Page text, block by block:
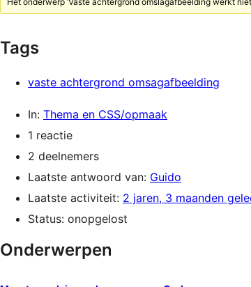
Tags
vaste achtergrond omsagafbeelding
In: Thema en CSS/opmaak
1 reactie
2 deelnemers
Laatste antwoord van: Guido
Laatste activiteit: 2 jaren, 3 maanden
Status: onopgelost
Onderwerpen